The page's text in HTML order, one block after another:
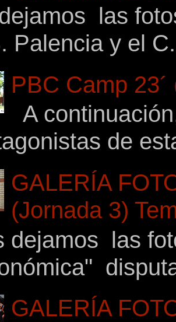
las
Palencia y el
PBC Camp
A
de
GALERÍA
(Jornada 3)
dejamos las
GALERÍA